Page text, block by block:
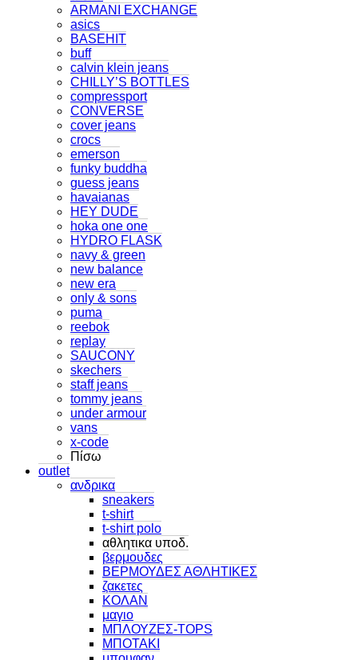
ARMANI EXCHANGE
asics
BASEHIT
buff
calvin klein jeans
CHILLY’S BOTTLES
compressport
CONVERSE
cover jeans
crocs
emerson
funky buddha
guess jeans
havaianas
HEY DUDE
hoka one one
HYDRO FLASK
navy & green
new balance
new era
only & sons
puma
reebok
replay
SAUCONY
skechers
staff jeans
tommy jeans
under armour
vans
x-code
Πίσω
outlet
ανδρικα
sneakers
t-shirt
t-shirt polo
αθλητικα υποδ.
βερμουδες
ΒΕΡΜΟΥΔΕΣ ΑΘΛΗΤΙΚΕΣ
ζακετες
ΚΟΛΑΝ
μαγιο
ΜΠΛΟΥΖΕΣ-TOPS
ΜΠΟΤΑΚΙ